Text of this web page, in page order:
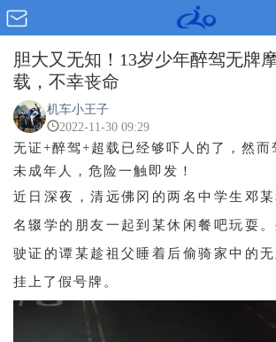
胆大又无知！13岁少年醉驾无牌
载，不幸丧命
机车小王子
2022-11-30 09:29
无证+醉驾+超载已经够吓人的了，然而
未成年人，危险一触即发！
近日深夜，清远佛冈的两名中学生邓
名辍学的朋友一起到某休闲餐吧玩耍
驶证的谭某趁祖父睡着后偷骑家中的
挂上了假号牌。